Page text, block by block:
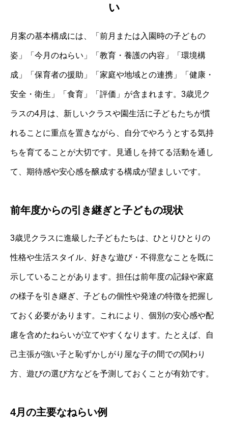
い
月案の基本構成には、「前月または入園時の子どもの
姿」「今月のねらい」「教育・養護の内容」「環境構
成」「保育者の援助」「家庭や地域との連携」「健康・
安全・衛生」「食育」「評価」が含まれます。3歳児ク
ラスの4月は、新しいクラスや園生活に子どもたちが慣
れることに重点を置きながら、自分でやろうとする気持
ちを育てることが大切です。見通しを持てる活動を通し
て、期待感や安心感を醸成する構成が望ましいです。
前年度からの引き継ぎと子どもの現状
3歳児クラスに進級した子どもたちは、ひとりひとりの
性格や生活スタイル、好きな遊び・不得意なことを既に
示していることがあります。担任は前年度の記録や家庭
の様子を引き継ぎ、子どもの個性や発達の特徴を把握し
ておく必要があります。これにより、個別の安心感や配
慮を含めたねらいが立てやすくなります。たとえば、自
己主張が強い子と恥ずかしがり屋な子の間での関わり
方、遊びの選び方などを予測しておくことが有効です。
4月の主要なねらい例